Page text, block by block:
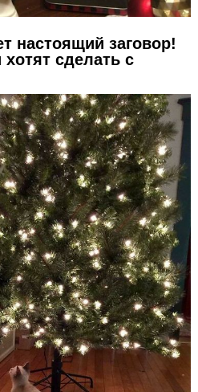
настоящий заговор!
сделать с